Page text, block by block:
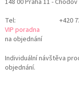
148 00 Praha 11 - Chodov
Tel:
+420
VIP poradna
na objednání
Individuální návštěva
objednání.